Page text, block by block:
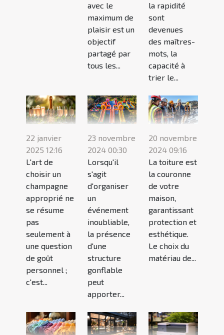
avec le
maximum de
plaisir est un
objectif
partagé par
tous les...
la rapidité
sont
devenues
des maîtres-
mots, la
capacité à
trier le...
22 janvier
2025 12:16
L'art de
choisir un
champagne
approprié ne
se résume
pas
seulement à
une question
de goût
personnel ;
c'est...
23 novembre
2024 00:30
Lorsqu'il
s'agit
d'organiser
un
événement
inoubliable,
la présence
d'une
structure
gonflable
peut
apporter...
20 novembre
2024 09:16
La toiture est
la couronne
de votre
maison,
garantissant
protection et
esthétique.
Le choix du
matériau de...